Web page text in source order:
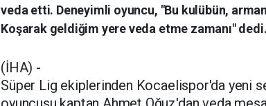
veda etti. Deneyimli oyuncu, "Bu kulübün,
Koşarak geldiğim yere veda etme zamanı" dedi.
(İHA) -
Süper Lig ekiplerinden Kocaelispor'da yeni